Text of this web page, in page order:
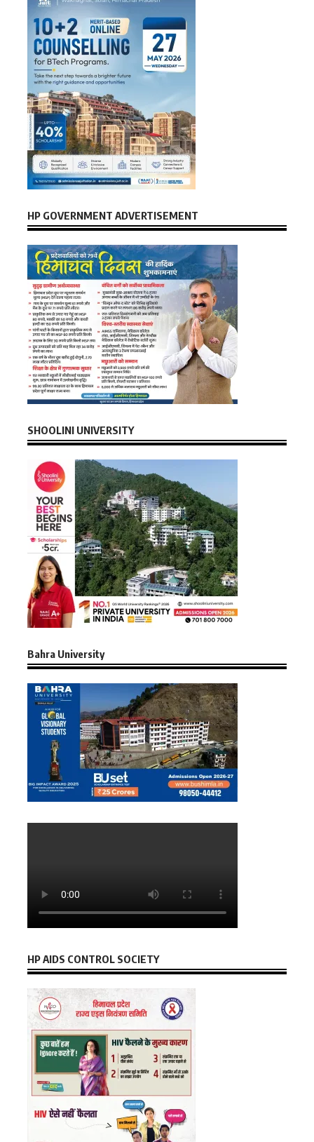
HP GOVERNMENT ADVERTISEMENT
SHOOLINI UNIVERSITY
Bahra University
HP AIDS CONTROL SOCIETY